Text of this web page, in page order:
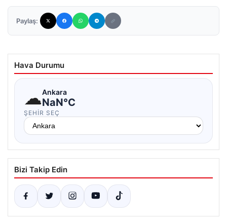
Paylaş:
Hava Durumu
☁Ankara
NaN°C
ŞEHIR SEÇ
Bizi Takip Edin